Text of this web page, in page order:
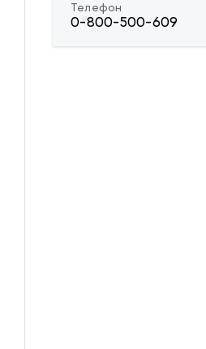
Телефон
0-800-500-609